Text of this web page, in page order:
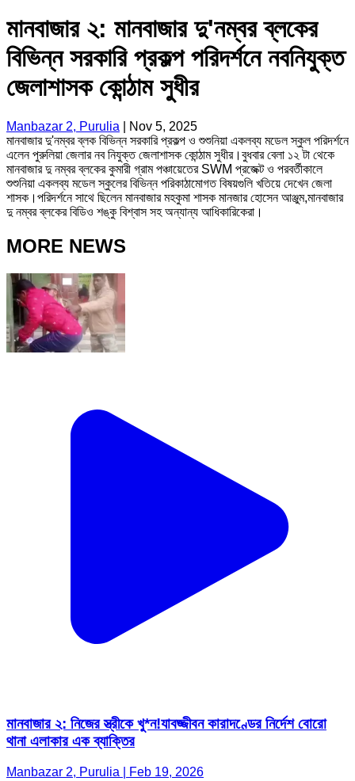
মানবাজার ২: মানবাজার দু'নম্বর ব্লকের
বিভিন্ন সরকারি প্রকল্প পরিদর্শনে নবনিযুক্ত
জেলাশাসক কোন্ঠাম সুধীর
Manbazar 2, Purulia
Nov 5, 2025
মানবাজার দু'নম্বর ব্লক বিভিন্ন সরকারি প্রকল্প ও শুশুনিয়া একলব্য মডেল স্কুল পরিদর্শনে
এলেন পুরুলিয়া জেলার নব নিযুক্ত জেলাশাসক কোন্ঠাম সুধীর।বুধবার বেলা ১২ টা থেকে
মানবাজার দু নম্বর ব্লকের কুমারী গ্রাম পঞ্চায়েতের SWM প্রজেক্ট ও পরবর্তীকালে
শুশুনিয়া একলব্য মডেল স্কুলের বিভিন্ন পরিকাঠামোগত বিষয়গুলি খতিয়ে দেখেন জেলা
শাসক।পরিদর্শনে সাথে ছিলেন মানবাজার মহকুমা শাসক মানজার হোসেন আঞ্জুম,মানবাজার
দু নম্বর ব্লকের বিডিও শঙ্কু বিশ্বাস সহ অন্যান্য আধিকারিকেরা।
MORE NEWS
মানবাজার ২: নিজের স্ত্রীকে খু*ন!যাবজ্জীবন কারাদণ্ডের নির্দেশ বোরো
থানা এলাকার এক ব্যাক্তির
Manbazar 2, Purulia | Feb 19, 2026